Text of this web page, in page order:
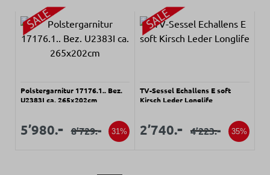
Polstergarnitur 17176.1.. Bez.
U2383I ca. 265x202cm
Verkaufspreis:
Verkaufspreis:
5’980.- Regulärer Preis:
8’729.- 31%
TV-Sessel Echallens E soft
Kirsch Leder Longlife
Verkaufspreis:
Verkaufspreis:
2’740.- Regulärer Preis:
4’223.- 35%